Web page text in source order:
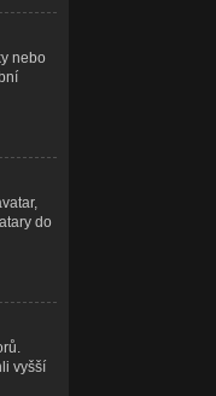
nebo
do
vyšší